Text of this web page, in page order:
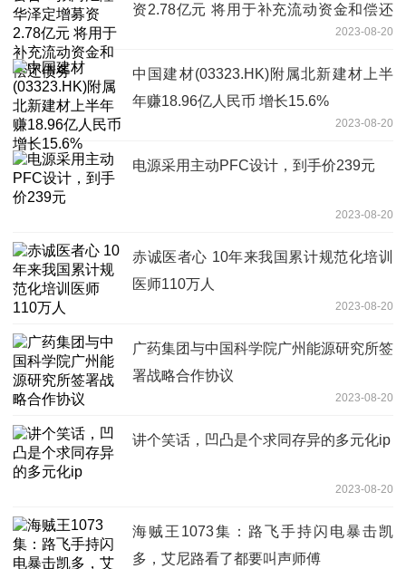
资2.78亿元 将用于补充流动资金和偿还
2023-08-20
中国建材(03323.HK)附属北新建材上半
年赚18.96亿人民币 增长15.6%
2023-08-20
电源采用主动PFC设计，到手价239元
2023-08-20
赤诚医者心 10年来我国累计规范化培训
医师110万人
2023-08-20
广药集团与中国科学院广州能源研究所签
署战略合作协议
2023-08-20
讲个笑话，凹凸是个求同存异的多元化ip
2023-08-20
海贼王1073集：路飞手持闪电暴击凯
多，艾尼路看了都要叫声师傅